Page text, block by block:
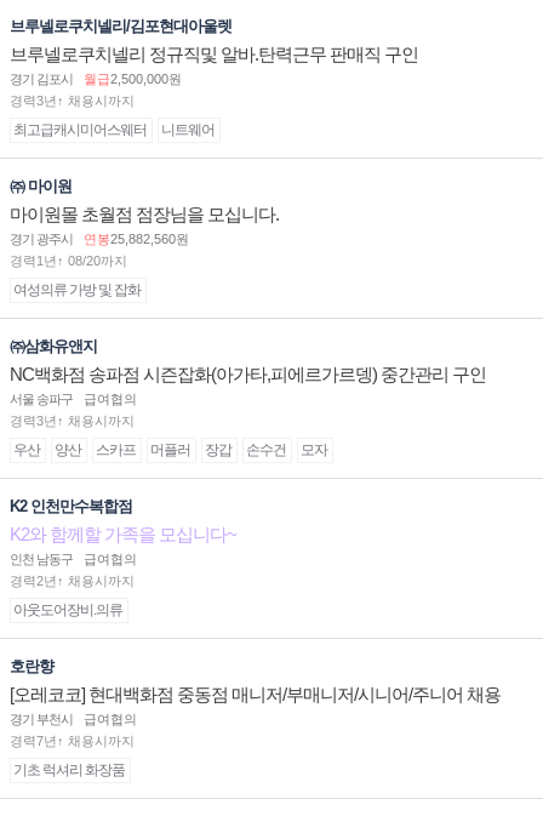
브루넬로쿠치넬리/김포현대아울렛
브루넬로쿠치넬리 정규직및 알바.탄력근무 판매직 구인
경기 김포시 월급2,500,000원
경력3년↑ 채용시까지
최고급캐시미어스웨터 니트웨어
㈜ 마이원
마이원몰 초월점 점장님을 모십니다.
경기 광주시 연봉25,882,560원
경력1년↑ 08/20까지
여성의류 가방 및 잡화
㈜삼화유앤지
NC백화점 송파점 시즌잡화(아가타,피에르가르뎅) 중간관리 구인
서울 송파구
급여협의
경력3년↑ 채용시까지
우산 양산 스카프 머플러 장갑 손수건 모자
K2 인천만수복합점
K2와 함께할 가족을 모십니다~
인천 남동구
급여협의
경력2년↑ 채용시까지
아웃도어장비.의류
호란향
[오레코코] 현대백화점 중동점 매니저/부매니저/시니어/주니어 채용
경기 부천시
급여협의
경력7년↑ 채용시까지
기초 럭셔리 화장품